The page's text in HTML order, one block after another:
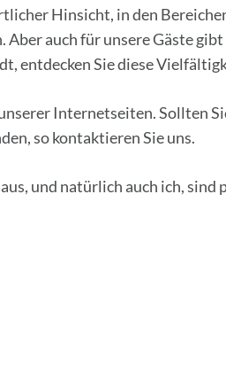
Hinsicht, in den
auch für unsere Gäste
entdecken Sie diese
Internetseiten. Sollten
so kontaktieren Sie uns.
und natürlich auch ich, sind